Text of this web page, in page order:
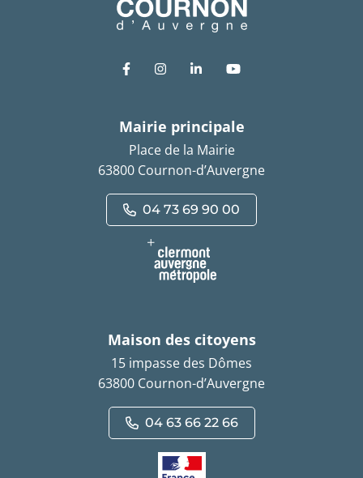
Lien vers le compte Facebook
Lien vers le compte Instagram
Lien vers le compte
Lien vers la
Mairie principale
Place de la Mairie
63800 Cournon-d’Auvergne
04 73 69 90 00
Maison des citoyens
15 impasse des Dômes
63800 Cournon-d’Auvergne
04 63 66 22 66